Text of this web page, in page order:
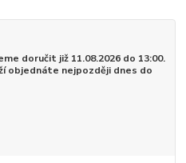
doručit již 11.08.2026 do 13:00.
objednáte nejpozději dnes do